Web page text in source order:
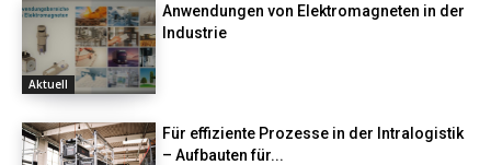
Aktuell
Anwendungen von Elektromagneten in der
Industrie
Für effiziente Prozesse in der Intralogistik
– Aufbauten für...